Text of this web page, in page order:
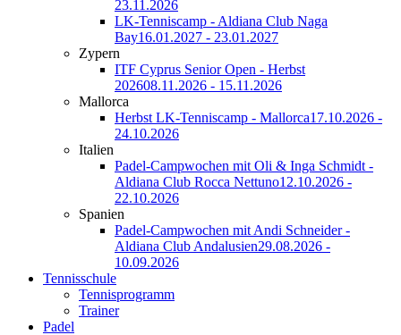
23.11.2026
LK-Tenniscamp - Aldiana Club Naga
Bay16.01.2027 - 23.01.2027
Zypern
ITF Cyprus Senior Open - Herbst
202608.11.2026 - 15.11.2026
Mallorca
Herbst LK-Tenniscamp - Mallorca17.10.2026 -
24.10.2026
Italien
Padel-Campwochen mit Oli & Inga Schmidt -
Aldiana Club Rocca Nettuno12.10.2026 -
22.10.2026
Spanien
Padel-Campwochen mit Andi Schneider -
Aldiana Club Andalusien29.08.2026 -
10.09.2026
Tennisschule
Tennisprogramm
Trainer
Padel